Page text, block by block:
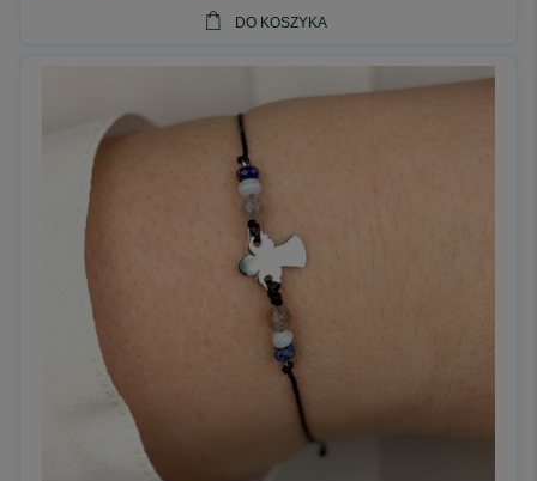
DO KOSZYKA